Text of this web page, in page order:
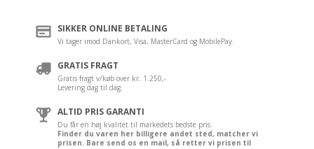
SIKKER ONLINE BETALING
Vi tager imod Dankort, Visa, MasterCard og MobilePay.
GRATIS FRAGT
Gratis fragt v/køb over kr. 1.250,-
Levering dag til dag.
ALTID PRIS GARANTI
Du får en høj kvalitet til markedets bedste pris.
Finder du varen her billigere andet sted, matcher vi
prisen. Bare send os en mail, så retter vi prisen til